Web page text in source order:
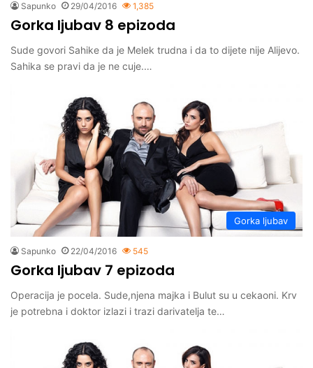
Sapunko 29/04/2016 1,385
Gorka ljubav 8 epizoda
Sude govori Sahike da je Melek trudna i da to dijete nije Alijevo.
Sahika se pravi da je ne cuje.…
Gorka ljubav
Sapunko 22/04/2016 545
Gorka ljubav 7 epizoda
Operacija je pocela. Sude,njena majka i Bulut su u cekaoni. Krv
je potrebna i doktor izlazi i trazi darivatelja te…